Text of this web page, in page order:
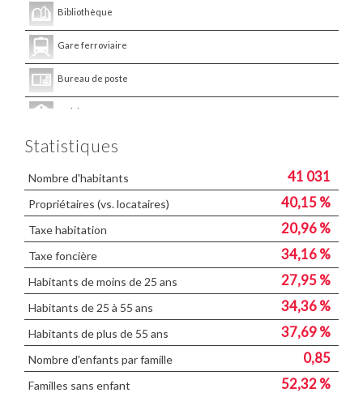
Bibliothèque
Gare ferroviaire
Bureau de poste
Mairie
Presse et Tabac
Statistiques
Nombre d'habitants 41 031
Propriétaires (vs. locataires) 40,15 %
Taxe habitation 20,96 %
Taxe foncière 34,16 %
Habitants de moins de 25 ans 27,95 %
Habitants de 25 à 55 ans 34,36 %
Habitants de plus de 55 ans 37,69 %
Nombre d'enfants par famille 0,85
Familles sans enfant 52,32 %